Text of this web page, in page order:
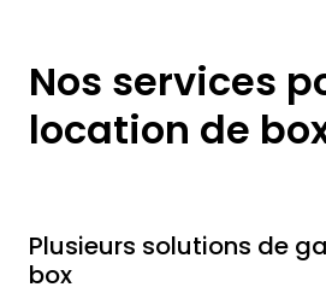
Nos services
location de
Plusieurs solutions de
box